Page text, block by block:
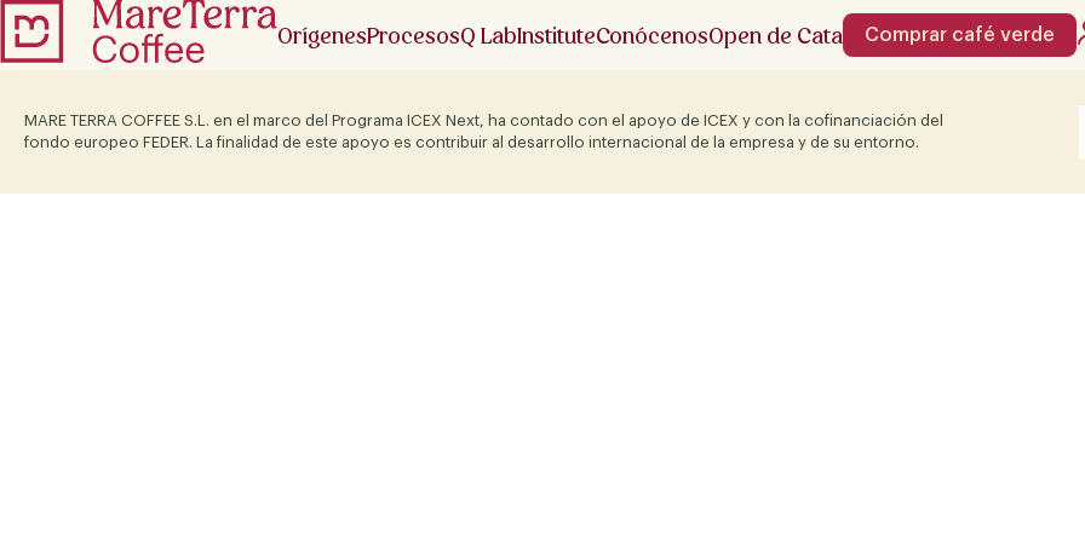
OrígenesProcesosQ LabInstituteConócenosOpen de Cata Comprar café verde
MARE TERRA COFFEE S.L. en el marco del Programa ICEX Next, ha contado con el apoyo de ICEX y con la cofinanciación del
fondo europeo FEDER. La finalidad de este apoyo es contribuir al desarrollo internacional de la empresa y de su entorno.